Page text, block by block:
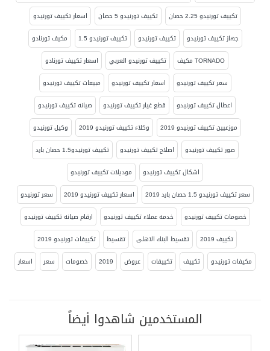
تكييف تورنيدو 2.25 حصان
تكييف تورنيدو 5 حصان
اسعار تكييف تورنيدو
جهاز تكييف تورنيدو
تكييف تورنيدو تكييف تورنيدو 1.5
مكيف تورنادو
TORNADO مكيف
تكييف تورنيدو العربي
اسعار تكييف تورنادو
سعر تكييف تورنيدو
اسعار تكييف تورنيدو
مبيعات تكييف تورنيدو
اعطال تكييف تورنيدو
قطع غيار تكييف تورنيدو
صيانه تكييف تورنيدو
موزعيين تكييف تورنيدو 2019
وكلاء تكييف تورنيدو 2019
وكيل تورنيدو
صور تكييف تورنيدو
اصلاح تكييف تورنيدو
تكييف تورنيدو1.5 حصان بارد
اشكال تكييف تورنيدو
موديلات تكييف تورنيدو
سعر تكييف تورنيدو 1.5 حصان بارد 2019
اسعار تكييف تورنيدو 2019
سعر تورنيدو
خصومات تكييف تورنيدو
خدمه عملاء تكييف تورنيدو
ارقام صيانه تكييف تورنيدو
تكييف 2019
تقسيط البنك الاهلى تقسيط
تكييفات تورنيدو 2019
مكيفات تورنيدو
تكييف تكييفات عروض 2019 خصومات سعر اسعار
المستخدمين شاهدوا أيضاً